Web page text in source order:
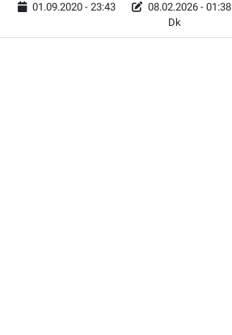
01.09.2020 - 23:43 08.02.2026 - 01:38
Dk
Tohum